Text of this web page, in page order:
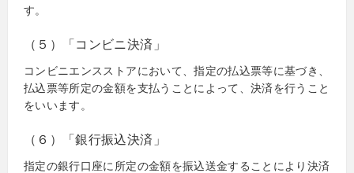
す。
（５）「コンビニ決済」
コンビニエンスストアにおいて、指定の払込票等に基づき、
払込票等所定の金額を支払うことによって、決済を行うこと
をいいます。
（６）「銀行振込決済」
指定の銀行口座に所定の金額を振込送金することにより決済